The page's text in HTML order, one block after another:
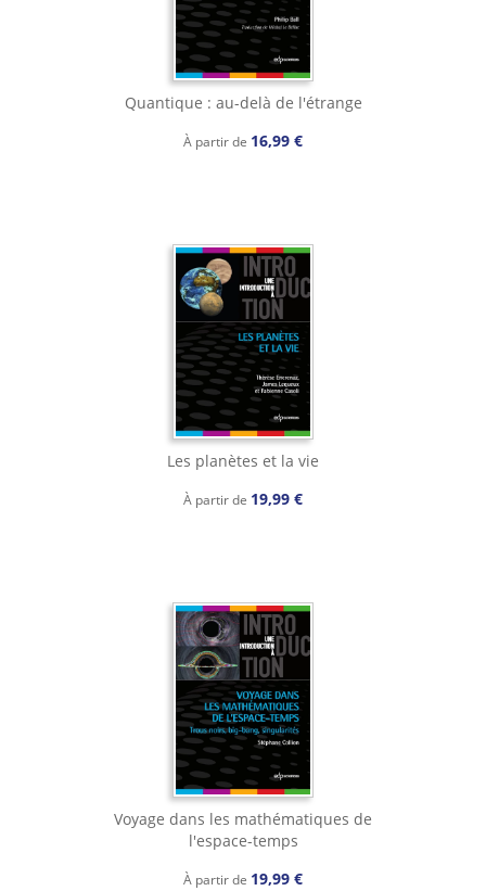
Quantique : au-delà de l'étrange
À partir de 16,99 €
Les planètes et la vie
À partir de 19,99 €
Voyage dans les mathématiques de
l'espace-temps
À partir de 19,99 €